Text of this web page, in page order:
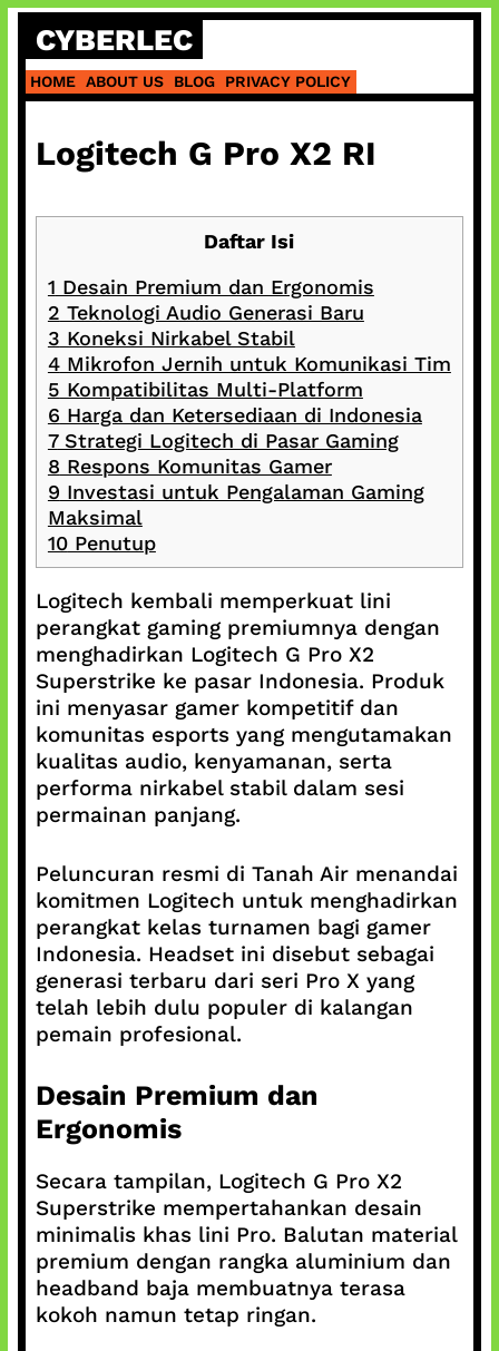
Skip
content
CYBERLEC
HOME ABOUT US BLOG PRIVACY POLICY
Logitech G Pro X2 RI
Daftar Isi
1 Desain Premium dan Ergonomis
2 Teknologi Audio Generasi Baru
3 Koneksi Nirkabel Stabil
4Mikrofon Jernih untuk Komunikasi Tim
5 Kompatibilitas Multi-Platform
6 Harga dan Ketersediaan di Indonesia
7Strategi Logitech di Pasar Gaming
8 Respons Komunitas Gamer
9 Investasi untuk Pengalaman Gaming
Maksimal
10Penutup
Logitech kembali memperkuat lini
perangkat gaming premiumnya dengan
menghadirkan Logitech G Pro X2
Superstrike ke pasar Indonesia. Produk
ini menyasar gamer kompetitif dan
komunitas esports yang mengutamakan
kualitas audio, kenyamanan, serta
performa nirkabel stabil dalam sesi
permainan panjang.
Peluncuran resmi di Tanah Air menandai
komitmen Logitech untuk menghadirkan
perangkat kelas turnamen bagi gamer
Indonesia. Headset ini disebut sebagai
generasi terbaru dari seri Pro X yang
telah lebih dulu populer di kalangan
pemain profesional.
Desain Premium dan
Ergonomis
Secara tampilan, Logitech G Pro X2
Superstrike mempertahankan desain
minimalis khas lini Pro. Balutan material
premium dengan rangka aluminium dan
headband baja membuatnya terasa
kokoh namun tetap ringan.